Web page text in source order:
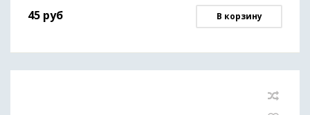
45 руб В корзину